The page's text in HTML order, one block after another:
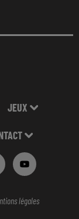
JEUX
légales